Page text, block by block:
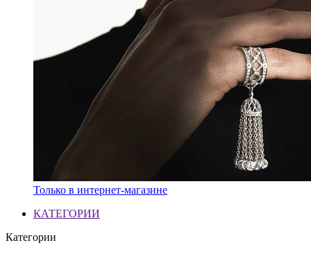
Только в интернет-магазине
КАТЕГОРИИ
Категории